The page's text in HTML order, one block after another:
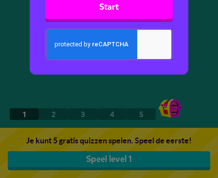
1 2 3 4 5
Je kunt 5 gratis quizzen spelen. Speel de eerste!
Speel level 1
Start